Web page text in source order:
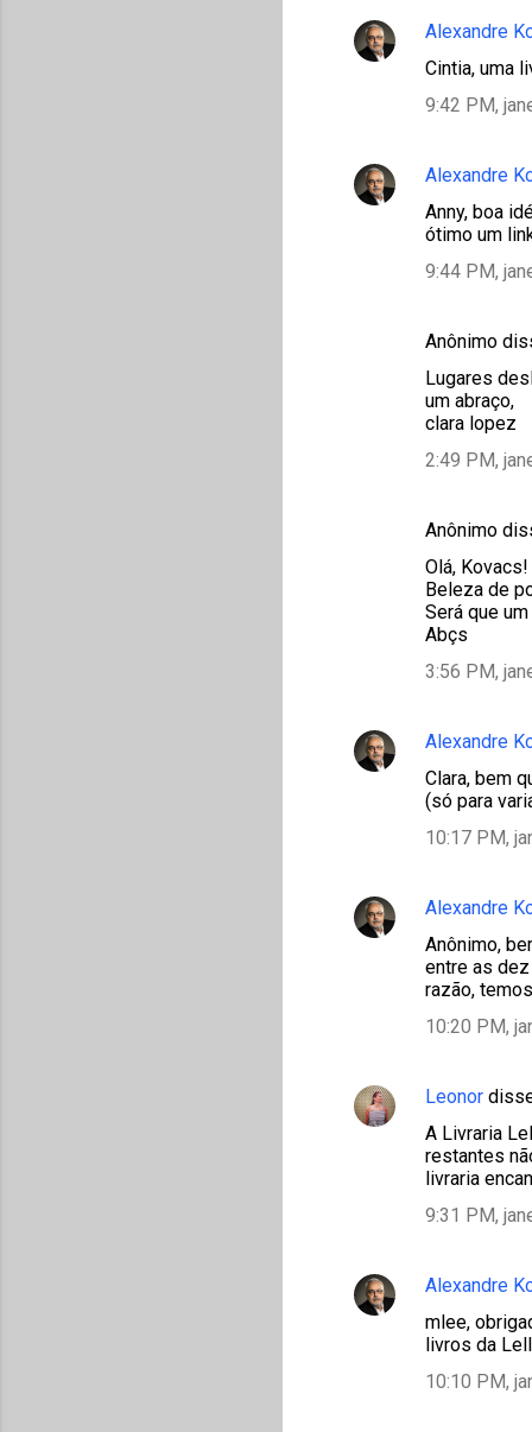
Alexandre
Cintia, uma
9:42 PM,
Alexandre
Anny, boa
ótimo um
9:44 PM,
Anônimo
Lugares
um abraço,
clara lopez
2:49 PM,
Anônimo
Olá, Kovacs!
Beleza de
Será que
Abçs
3:56 PM,
Alexandre
Clara, bem
(só para
10:17 PM,
Alexandre
Anônimo,
entre as
razão,
10:20 PM,
Leonor
A Livraria
restantes
livraria
9:31 PM,
Alexandre
mlee,
livros da
10:10 PM,